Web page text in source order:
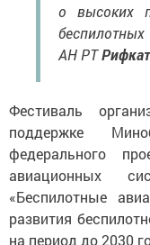
о высоких
АН РТ
Фестиваль
поддержке
федерального
авиационных
«Беспилотные
развития
на период до 2030